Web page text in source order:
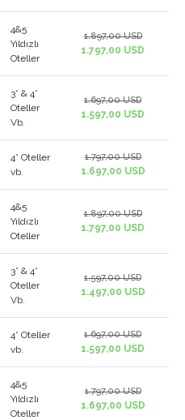
4&5
Yıldızlı
Oteller
1.897,00 USD
1.797,00 USD
3* & 4*
Oteller
Vb.
1.697,00 USD
1.597,00 USD
4* Oteller
vb.
1.797,00 USD
1.697,00 USD
4&5
Yıldızlı
Oteller
1.897,00 USD
1.797,00 USD
3* & 4*
Oteller
Vb.
1.597,00 USD
1.497,00 USD
4* Oteller
vb.
1.697,00 USD
1.597,00 USD
4&5
Yıldızlı
Oteller
1.797,00 USD
1.697,00 USD